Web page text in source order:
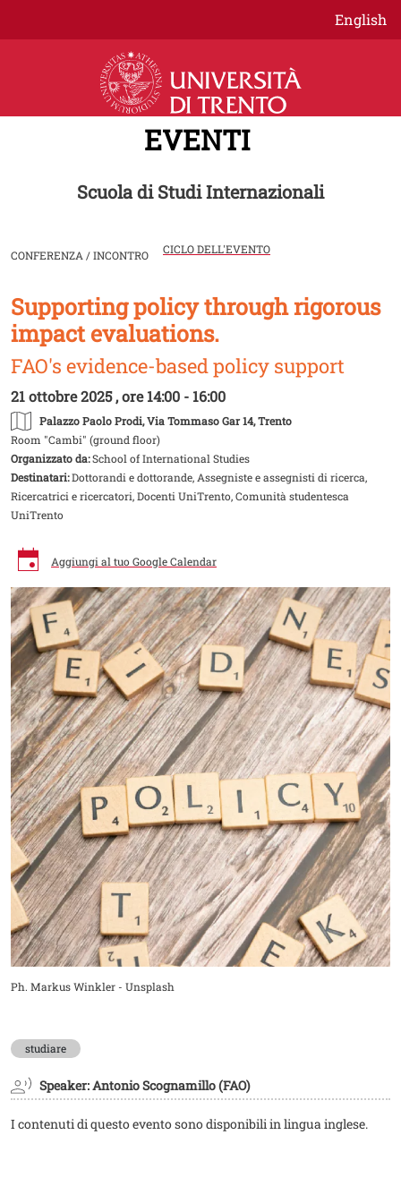
Salta al contenuto principale
English
EVENTI
Scuola di Studi Internazionali
CONFERENZA / INCONTRO CICLO DELL'EVENTO
Image
Supporting policy through rigorous
impact evaluations.
FAO's evidence-based policy support
21 ottobre 2025 , ore 14:00 - 16:00
Palazzo Paolo Prodi, Via Tommaso Gar 14, Trento
Room "Cambi" (ground floor)
Organizzato da:School of International Studies
Destinatari:Dottorandi e dottorande, Assegniste e assegnisti di ricerca,
Ricercatrici e ricercatori, Docenti UniTrento, Comunità studentesca
UniTrento
Aggiungi al tuo Google Calendar
Image
Didascalia
Ph. Markus Winkler - Unsplash
studiare
Speaker: Antonio Scognamillo (FAO)
I contenuti di questo evento sono disponibili in lingua inglese.